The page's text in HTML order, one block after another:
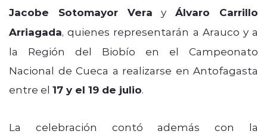
Jacobe Sotomayor Vera yÁlvaro Carrillo
Arriagada, quienes representarán a Arauco y a
la Región del Biobío en el Campeonato
Nacional de Cueca a realizarse en Antofagasta
entre el 17 y el 19 de julio.
La celebración contó además con la